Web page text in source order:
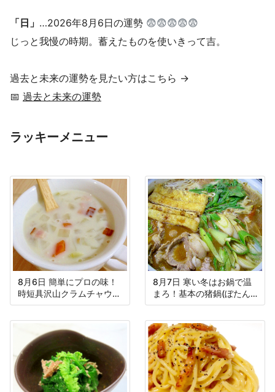
「日」 …2026年8月6日の運勢 😨😨😨😨😨
じっと我慢の時期。蓄えたものを使いきって吉。
過去と未来の運勢を見たい方はこちら →
📅 過去と未来の運勢
ラッキーメニュー
8月6日 簡単にプロの味！
時短具沢山クラムチャウダ
ー！
8月7日 寒い冬はお鍋で温
まろ！基本の猪鍋(ぼたん
鍋)！